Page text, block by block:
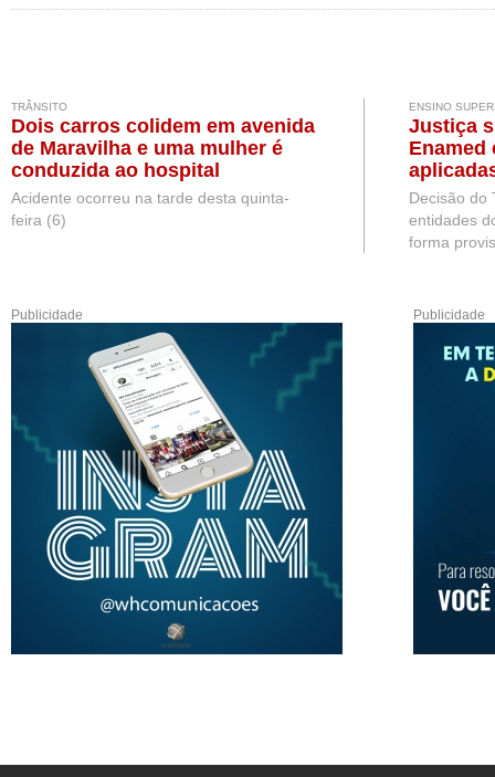
TRÂNSITO
Dois carros colidem em avenida
de Maravilha e uma mulher é
conduzida ao hospital
Acidente ocorreu na tarde desta quinta-
feira (6)
ENSINO
Justiça
Enamed
Medicina
Decisão do
entidades
forma
Publicidade Publicidade